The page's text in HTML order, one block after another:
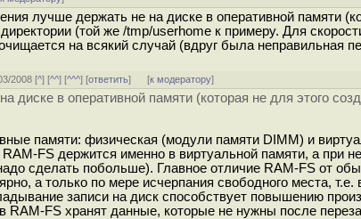
лучше держать не на диске в оперативной памяти
(той же /tmp/userhome к примеру. Для
на всякий случай (вдруг была неправильная
2008 [^] [^^] [^^^] [ответить] [к модератору]
диске в оперативной памяти (которая не для этого
памяти: физическая (модули памяти DIMM) и
FS держится именно в виртуальной памяти, а при
сделать побольше). Главное отличие RAM-FS от
а только по мере исчерпания свободного места,
записи на диск способствует повышению
RAM-FS хранят данные, которые не нужны после